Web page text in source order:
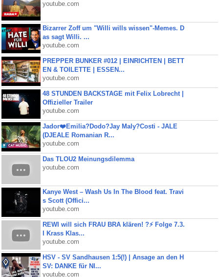
youtube.com
Bizarrer Zoff um "Willi wills wissen"-Memes. D
as sagt Willi. ...
youtube.com
PREPPER BUNKER #012 | EINRICHTEN | BETT
EN & TOILETTE | ESSEN...
youtube.com
48 STUNDEN BACKSTAGE mit Felix Lobrecht |
Offizieller Trailer
youtube.com
Jador❤️Emilia?Dodo?Jay Maly?Costi - JALE
(DJEALE Romanian R...
youtube.com
Das TLOU2 Meinungsdilemma
youtube.com
Kanye West – Wash Us In The Blood feat. Travi
s Scott (Offici...
youtube.com
REWI will sich FRAU BRA klären! ?⚡️ Folge 7.3.
I Krass Klas...
youtube.com
HSV - SV Sandhausen 1:5(!) | Ansage an den H
SV: DANKE für NI...
youtube.com